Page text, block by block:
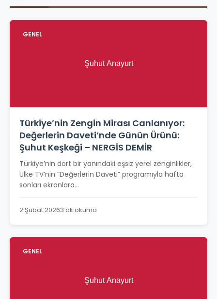
GENEL
Türkiye’nin Zengin Mirası Canlanıyor:
Değerlerin Daveti’nde Günün Ürünü:
Şuhut Keşkeği – NERGİS DEMİR
Türkiye’nin dört bir yanındaki eşsiz yerel zenginlikler,
Ülke TV’nin “Değerlerin Daveti” programıyla hafta
sonları ekranlara...
2 Şubat 20263 dk okuma
GENEL